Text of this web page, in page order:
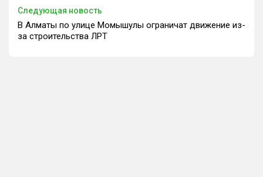
Следующая новость
В Алматы по улице Момышулы ограничат движение из-
за строительства ЛРТ